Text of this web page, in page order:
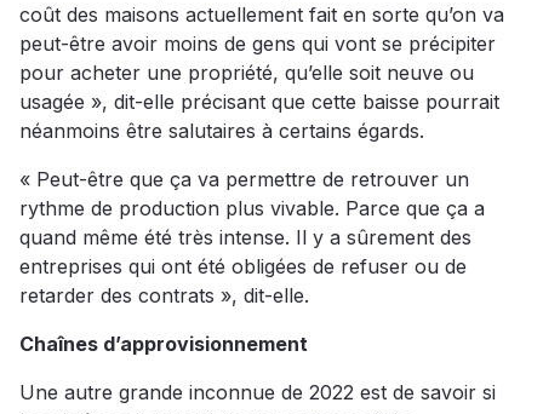
coût des maisons actuellement fait en sorte qu’on va
peut-être avoir moins de gens qui vont se précipiter
pour acheter une propriété, qu’elle soit neuve ou
usagée », dit-elle précisant que cette baisse pourrait
néanmoins être salutaires à certains égards.
« Peut-être que ça va permettre de retrouver un
rythme de production plus vivable. Parce que ça a
quand même été très intense. Il y a sûrement des
entreprises qui ont été obligées de refuser ou de
retarder des contrats », dit-elle.
Chaînes d’approvisionnement
Une autre grande inconnue de 2022 est de savoir si